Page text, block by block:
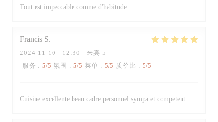
Tout est impeccable comme d'habitude
Francis S
2024-11-10 - 12:30 - 来宾 5
服务 : 5/5 氛围 : 5/5 菜单 : 5/5 质价比 : 5/5
Cuisine excellente beau cadre personnel sympa et competent